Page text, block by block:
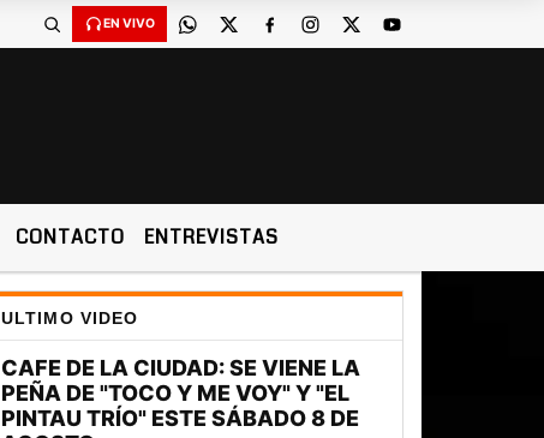
EN VIVO
CONTACTO ENTREVISTAS
ULTIMO VIDEO